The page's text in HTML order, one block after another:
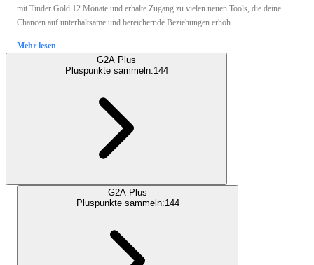
mit Tinder Gold 12 Monate und erhalte Zugang zu vielen neuen Tools, die deine
Chancen auf unterhaltsame und bereichernde Beziehungen erhöh ...
Mehr lesen
G2A Plus
Pluspunkte sammeln:144
G2A Plus
Pluspunkte sammeln:144